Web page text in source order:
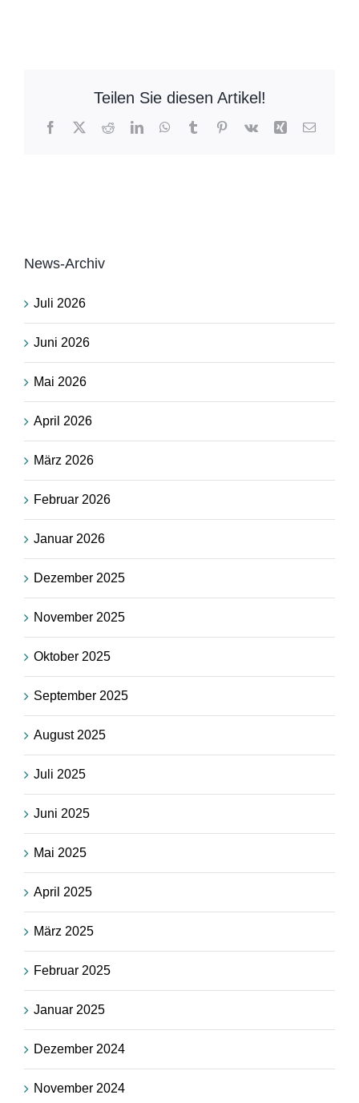
Teilen Sie diesen Artikel!
Facebook
X RedditLinkedInWhatsApp
TumblrPinterest
Vk Xing E-
News-Archiv
Juli 2026
Juni 2026
Mai 2026
April 2026
März 2026
Februar 2026
Januar 2026
Dezember 2025
November 2025
Oktober 2025
September 2025
August 2025
Juli 2025
Juni 2025
Mai 2025
April 2025
März 2025
Februar 2025
Januar 2025
Dezember 2024
November 2024